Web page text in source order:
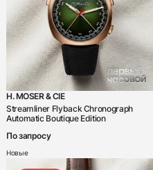
De Bethune
De Grisogono
DeLaneau
DeWitt
DiW
F.P. Journe
Franc Vila
H. MOSER & CIE
Streamliner Flyback Chronograph
Automatic Boutique Edition
По запросу
Новые